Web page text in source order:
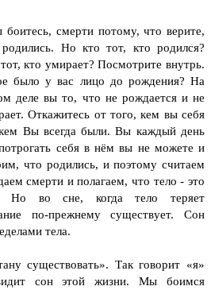
смерти потому, что верите,
Но кто тот, кто родился?
кто умирает? Посмотрите внутрь.
было у вас лицо до рождения? На
деле вы то, что не рождается и не
Откажитесь от того, кем вы себя
кем Вы всегда были. Вы каждый день
себя в нём вы не можете и
что родились, и поэтому считаем
смерти и полагаем, что тело - это
во сне, когда тело теряет
по-прежнему существует. Сон
тела.
существовать». Так говорит «я»
сон этой жизни. Мы боимся